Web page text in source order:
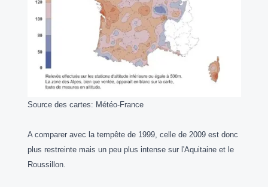
Source des cartes: Météo-France
A comparer avec la tempête de 1999, celle de 2009 est donc
plus restreinte mais un peu plus intense sur l'Aquitaine et le
Roussillon.